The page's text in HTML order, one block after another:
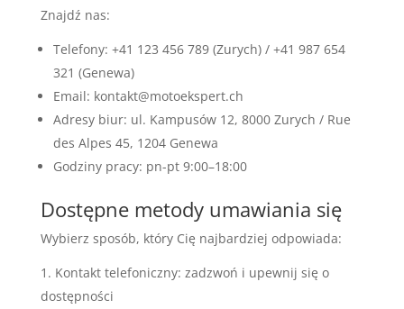
Znajdź nas:
Telefony: +41 123 456 789 (Zurych) / +41 987 654
321 (Genewa)
Email: kontakt@motoekspert.ch
Adresy biur: ul. Kampusów 12, 8000 Zurych / Rue
des Alpes 45, 1204 Genewa
Godziny pracy: pn-pt 9:00–18:00
Dostępne metody umawiania się
Wybierz sposób, który Cię najbardziej odpowiada:
Kontakt telefoniczny: zadzwoń i upewnij się o
dostępności